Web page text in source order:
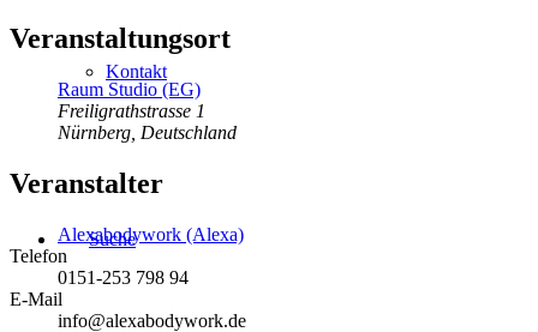
Kontakt
Suche
Veranstaltungsort
Raum Studio (EG)
Freiligrathstrasse 1
Nürnberg Deutschland
Veranstalter
Alexabodywork (Alexa)
Telefon
0151-253 798 94
E-Mail
info@alexabodywork.de